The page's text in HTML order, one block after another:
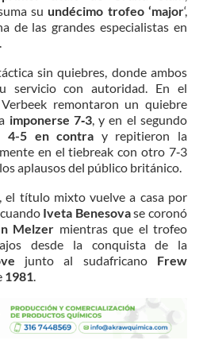
su undécimo trofeo ‘major‘,
de las grandes especialistas en
sin quiebres, donde ambos
servicio con autoridad. En el
remontaron un quiebre
imponerse 7‑3, y en el segundo
4-5 en contra y repitieron la
en el tiebreak con otro 7‑3
aplausos del público británico.
el título mixto vuelve a casa por
, cuando Iveta Benesovase coronó
Melzer mientras que el trofeo
desde la conquista de la
junto al sudafricano Frew
1981